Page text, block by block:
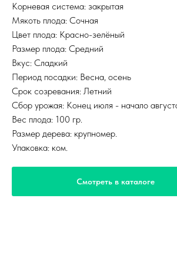
Корневая система: закрытая
Мякоть плода: Сочная
Цвет плода: Красно-зелёный
Размер плода: Средний
Вкус: Сладкий
Период посадки: Весна, осень
Срок созревания: Летний
Сбор урожая: Конец июля - начало
Вес плода: 100 гр.
Размер дерева: крупномер.
Упаковка: ком.
Смотреть в каталоге